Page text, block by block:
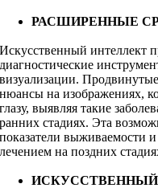
РАСШИРЕННЫЕ
Искусственный интеллект
диагностические
визуализации.
нюансы на изображениях,
глазу, выявляя такие
ранних стадиях. Эта
показатели выживаемости
лечением на поздних